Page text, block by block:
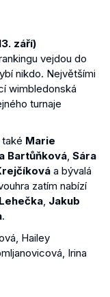
září)
vejdou do
nikdo. Největšími
wimbledonská
turnaje
Marie
Bartůňková, Sára
a bývalá
zatím nabízí
, Jakub
.
Hailey
Irina